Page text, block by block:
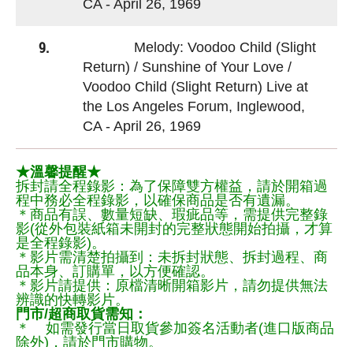
CA - April 26, 1969
9.
Melody: Voodoo Child (Slight
Return) / Sunshine of Your Love /
Voodoo Child (Slight Return) Live at
the Los Angeles Forum, Inglewood,
CA - April 26, 1969
★溫馨提醒★
拆封請全程錄影：為了保障雙方權益，請於開箱過
程中務必全程錄影，以確保商品是否有遺漏。
＊商品有誤、數量短缺、瑕疵品等，需提供完整錄
影(從外包裝紙箱未開封的完整狀態開始拍攝，才算
是全程錄影)。
＊影片需清楚拍攝到：未拆封狀態、拆封過程、商
品本身、訂購單，以方便確認。
＊影片請提供：原檔清晰開箱影片，請勿提供無法
辨識的快轉影片。
門市/超商取貨需知：
＊ 如需發行當日取貨參加簽名活動者(進口版商品
除外)，請於門市購物。